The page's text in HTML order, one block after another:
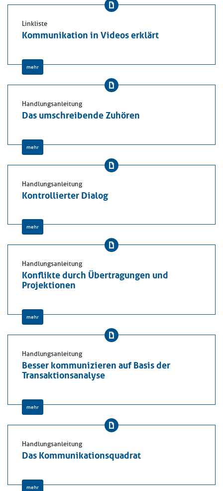
Linkliste
Kommunikation in Videos erklärt
mehr
Handlungsanleitung
Das umschreibende Zuhören
mehr
Handlungsanleitung
Kontrollierter Dialog
mehr
Handlungsanleitung
Konflikte durch Übertragungen und
Projektionen
mehr
Handlungsanleitung
Besser kommunizieren auf Basis der
Transaktionsanalyse
mehr
Handlungsanleitung
Das Kommunikationsquadrat
mehr